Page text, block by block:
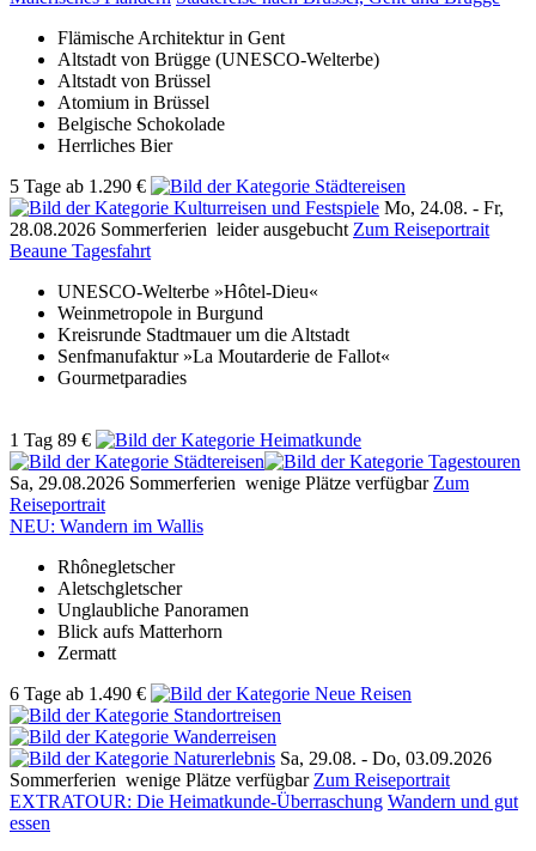
Flämische Architektur in Gent
Altstadt von Brügge (UNESCO-Welterbe)
Altstadt von Brüssel
Atomium in Brüssel
Belgische Schokolade
Herrliches Bier
5 Tage ab 1.290 €
Mo, 24.08. - Fr,
28.08.2026 Sommerferien leider ausgebucht Zum Reiseportrait
Beaune Tagesfahrt
UNESCO-Welterbe »Hôtel-Dieu«
Weinmetropole in Burgund
Kreisrunde Stadtmauer um die Altstadt
Senfmanufaktur »La Moutarderie de Fallot«
Gourmetparadies
1 Tag 89 €
Sa, 29.08.2026 Sommerferien wenige Plätze verfügbar Zum
Reiseportrait
NEU: Wandern im Wallis
Rhônegletscher
Aletschgletscher
Unglaubliche Panoramen
Blick aufs Matterhorn
Zermatt
6 Tage ab 1.490 €
Sa, 29.08. - Do, 03.09.2026
Sommerferien wenige Plätze verfügbar Zum Reiseportrait
EXTRATOUR: Die Heimatkunde-Überraschung Wandern und gut
essen